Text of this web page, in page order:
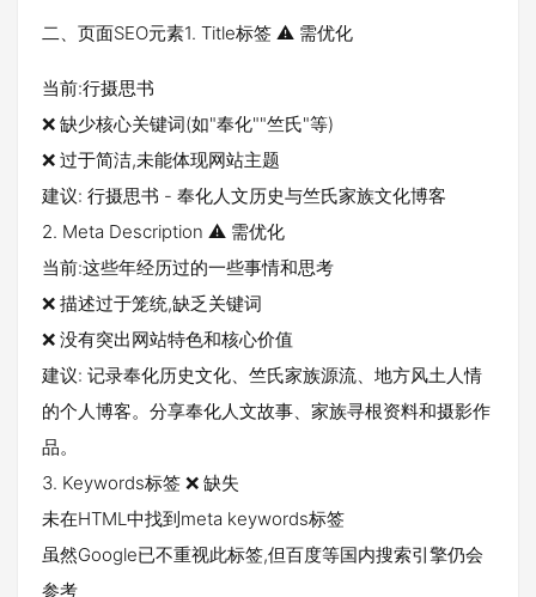
二、页面SEO元素1. Title标签 ⚠️ 需优化
当前:行摄思书
❌ 缺少核心关键词(如"奉化""竺氏"等)
❌ 过于简洁,未能体现网站主题
建议: 行摄思书 - 奉化人文历史与竺氏家族文化博客
2. Meta Description ⚠️ 需优化
当前:这些年经历过的一些事情和思考
❌ 描述过于笼统,缺乏关键词
❌ 没有突出网站特色和核心价值
建议: 记录奉化历史文化、竺氏家族源流、地方风土人情
的个人博客。分享奉化人文故事、家族寻根资料和摄影作
品。
3. Keywords标签 ❌ 缺失
未在HTML中找到meta keywords标签
虽然Google已不重视此标签,但百度等国内搜索引擎仍会
参考